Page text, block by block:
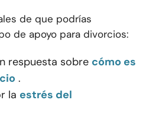
de que podrías
de apoyo para divorcios:
respuesta sobre cómo es
.
la estrés del